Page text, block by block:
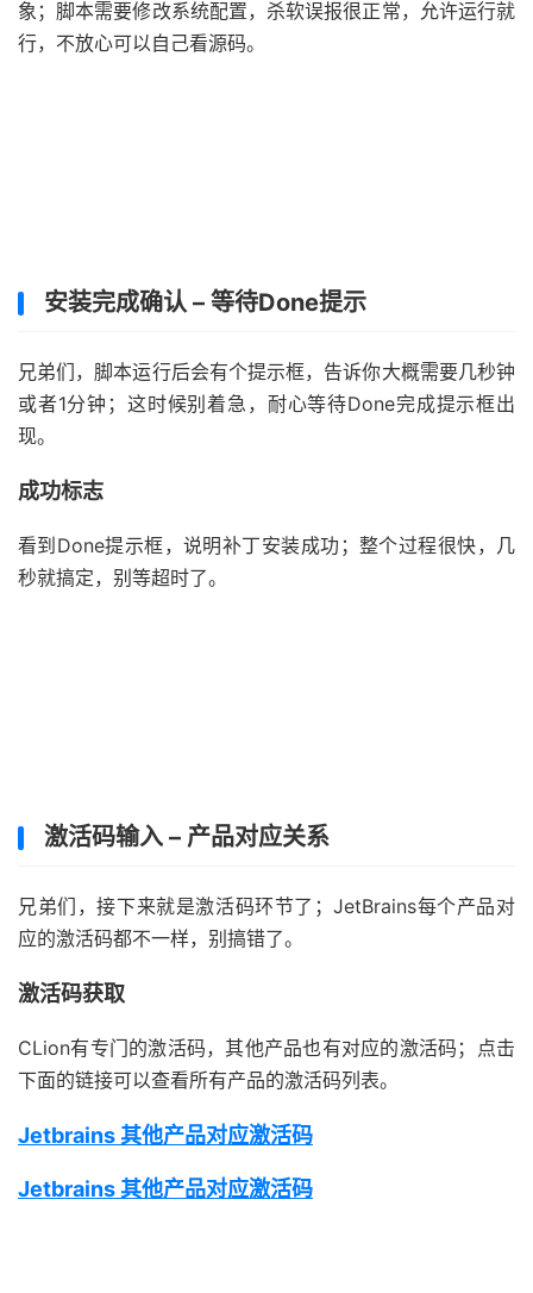
象；脚本需要修改系统配置，杀软误报很正常，允许运行就
行，不放心可以自己看源码。
安装完成确认 – 等待Done提示
兄弟们，脚本运行后会有个提示框，告诉你大概需要几秒钟
或者1分钟；这时候别着急，耐心等待Done完成提示框出
现。
成功标志
看到Done提示框，说明补丁安装成功；整个过程很快，几
秒就搞定，别等超时了。
激活码输入 – 产品对应关系
兄弟们，接下来就是激活码环节了；JetBrains每个产品对
应的激活码都不一样，别搞错了。
激活码获取
CLion有专门的激活码，其他产品也有对应的激活码；点击
下面的链接可以查看所有产品的激活码列表。
Jetbrains 其他产品对应激活码
Jetbrains 其他产品对应激活码